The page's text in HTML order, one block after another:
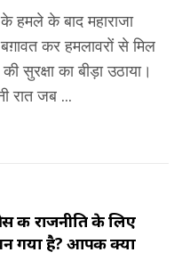
हमले के बाद महाराजा
कर हमलावरों से मिल
का बीड़ा उठाया।
रात जब ...
की राजनीति के लिए
बन गया है? आपकी क्या